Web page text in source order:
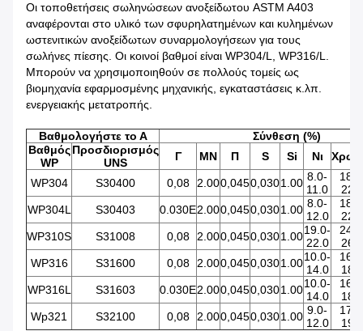
Οι τοποθετήσεις σωληνώσεων ανοξείδωτου ASTM A403
αναφέρονται στο υλικό των σφυρηλατημένων και κυλημένων
ωστενιτικών ανοξείδωτων συναρμολογήσεων για τους
σωλήνες πίεσης. Οι κοινοί βαθμοί είναι WP304/L, WP316/L.
Μπορούν να χρησιμοποιηθούν σε πολλούς τομείς ως
βιομηχανία εφαρμοσμένης μηχανικής, εγκαταστάσεις κ.λπ.
ενεργειακής μετατροπής.
Βαθμολογήστε το Α
Σύνθεση (%)
Βαθμός
WP
Προσδιορισμός
UNS
Γ ΜΝ Π S Si Νι
WP304 S30400 0,08 2.000,0450,0301.00 8.0-
11.0
22.0
WP304L
S30403 0.030E2.000,0450,0301.00 8.0-
12.0
22.0
WP310S
S31008 0,08 2.000,0450,0301.0019.0-
22.0
26.0
WP316
S31600 0,08 2.000,0450,0301.0010.0-
14.0
18.0
WP316L
S31603 0.030E2.000,0450,0301.0010.0-
14.0
18.0
Wp321
S32100 0,08 2.000,0450,0301.00 9.0-
12.0
19.0